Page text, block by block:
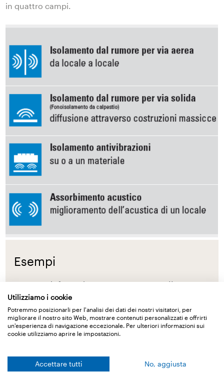
in quattro campi.
Esempi
Esempi di fonti di rumore generate all’interno:
musica e conversazioni provenienti da altri
appartamenti risp. locali
rumori da calpestio provenienti da solette e
scale
dall’impianto sanitario
Utilizziamo i cookie
Potremmo posizionarli per l'analisi dei dati dei nostri visitatori, per
migliorare il nostro sito Web, mostrare contenuti personalizzati e offrirti
un'esperienza di navigazione eccezionale. Per ulteriori informazioni sui
cookie utilizziamo aprire le impostazioni.
Accettare tutti No, aggiusta